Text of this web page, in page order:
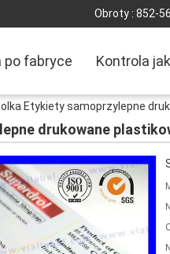
Obroty : 852-
po fabryce Kontrola
Etykiety samoprzylepne
drukowane